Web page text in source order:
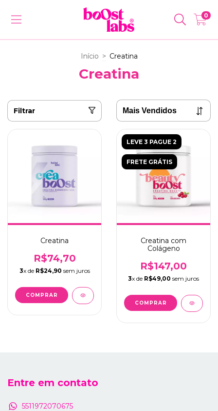
0
Início > Creatina
Creatina
Filtrar
Creatina
R$74,70
3x de R$24,90 sem juros
LEVE 3 PAGUE 2
FRETE GRÁTIS
Creatina com
Colágeno
R$147,00
3x de R$49,00 sem juros
Entre em contato
5511972070675